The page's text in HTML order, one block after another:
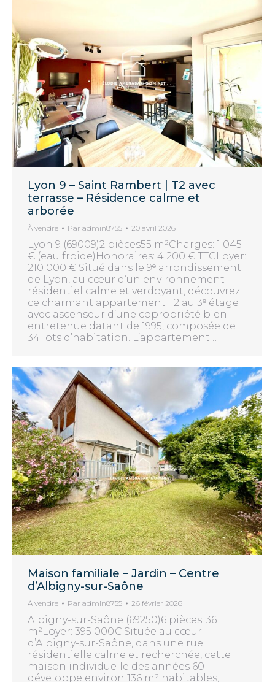
Lyon 9 – Saint Rambert | T2 avec
terrasse – Résidence calme et
arborée
À vendre Par admin8755 20 avril 2026
Lyon 9 (69009)2 pièces55 m²Charges: 1 045
€ (eau froide)Honoraires: 4 200 € TTCLoyer:
210 000 € Situé dans le 9ᵉ arrondissement
de Lyon, au cœur d’un environnement
résidentiel calme et verdoyant, découvrez
ce charmant appartement T2 au 3ᵉ étage
avec ascenseur d’une copropriété bien
entretenue datant de 1995, composée de
34 lots d’habitation. L’appartement…
Maison familiale – Jardin – Centre
d’Albigny-sur-Saône
À vendre Par admin8755 26 février 2026
Albigny-sur-Saône (69250)6 pièces136
m²Loyer: 395 000€ Située au cœur
d’Albigny-sur-Saône, dans une rue
résidentielle calme et recherchée, cette
maison individuelle des années 60
développe environ 136 m² habitables,